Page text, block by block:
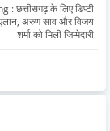
छत्तीसगढ़ के लिए डिप्टी
अरुण साव और विजय
शर्मा को मिली जिम्मेदारी